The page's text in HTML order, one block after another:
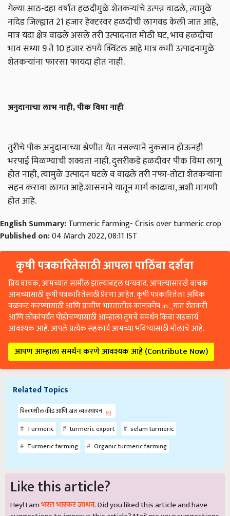
गेल्या आठ-दहा वर्षांत हळदीमुळे शेतकऱ्यांचे उत्पन्न वाढले, त्यामुळे
नांदेड जिल्ह्यात 21 हजार हेक्‍टरवर हळदीची लागवड केली जात आहे,
मात्र यंदा क्षेत्र वाढले असले तरी उत्पादनात मोठी घट, भाव हळदीचा
भाव सध्या 9 ते 10 हजार रुपये क्विंटल आहे मात्र कमी उत्पादनामुळे
शेतकऱ्यांना फारसा फायदा होत नाही.
अनुदानाचा लाभ नाही, पीक विमा नाही
तुरीचे पीक अनुदानाच्या श्रेणीत येत नसल्याने नुकसान होऊनही
भरपाई मिळण्याची शक्यता नाही. दुसरीकडे हळदीवर पीक विमा लागू
होत नाही, त्यामुळे उत्पादन घटले व वाढले तरी नफा-तोटा शेतकऱ्यांना
सहन करावा लागत आहे.शासनाने यातून मार्ग काढावा, अशी मागणी
होत आहे.
English Summary:Turmeric farming- Crisis over turmeric crop
Published on:04 March 2022, 08:11 IST
कृषी पत्रकारितेसाठी आपला पाठिंबा दर्शवा
प्रिय वाचक, आमच्यात सामील झाल्याबद्दल धन्यवाद. आपल्यासारखे वाचक
आमच्यासाठी कृषी पत्रकारितेसाठी प्रेरणा आहेत. कृषी पत्रकारितेला अधिक
बळकट करण्यासाठी आणि ग्रामीण भारतातील कानाकोप in्यात शेतकरी
आणि लोकांपर्यंत पोहोचण्यासाठी आम्हाला तुमचे समर्थन किंवा सहकार्य
आवश्यक आहे. आपले प्रत्येक सहकार्य आमच्या भविष्यासाठी मोलाचे आहे.
आपण आम्हाला समर्थन करणे आवश्यक आहे (Contribute Now)
Related Topics
पिकांमधील कीड आणि खत व्यवस्थापन
Turmeric
turmeric export
selam turmeric
Turmeric farming
Organic turmeric farming
Like this article?
Hey! I amभरत भास्कर जाधव. Did you liked this article and have